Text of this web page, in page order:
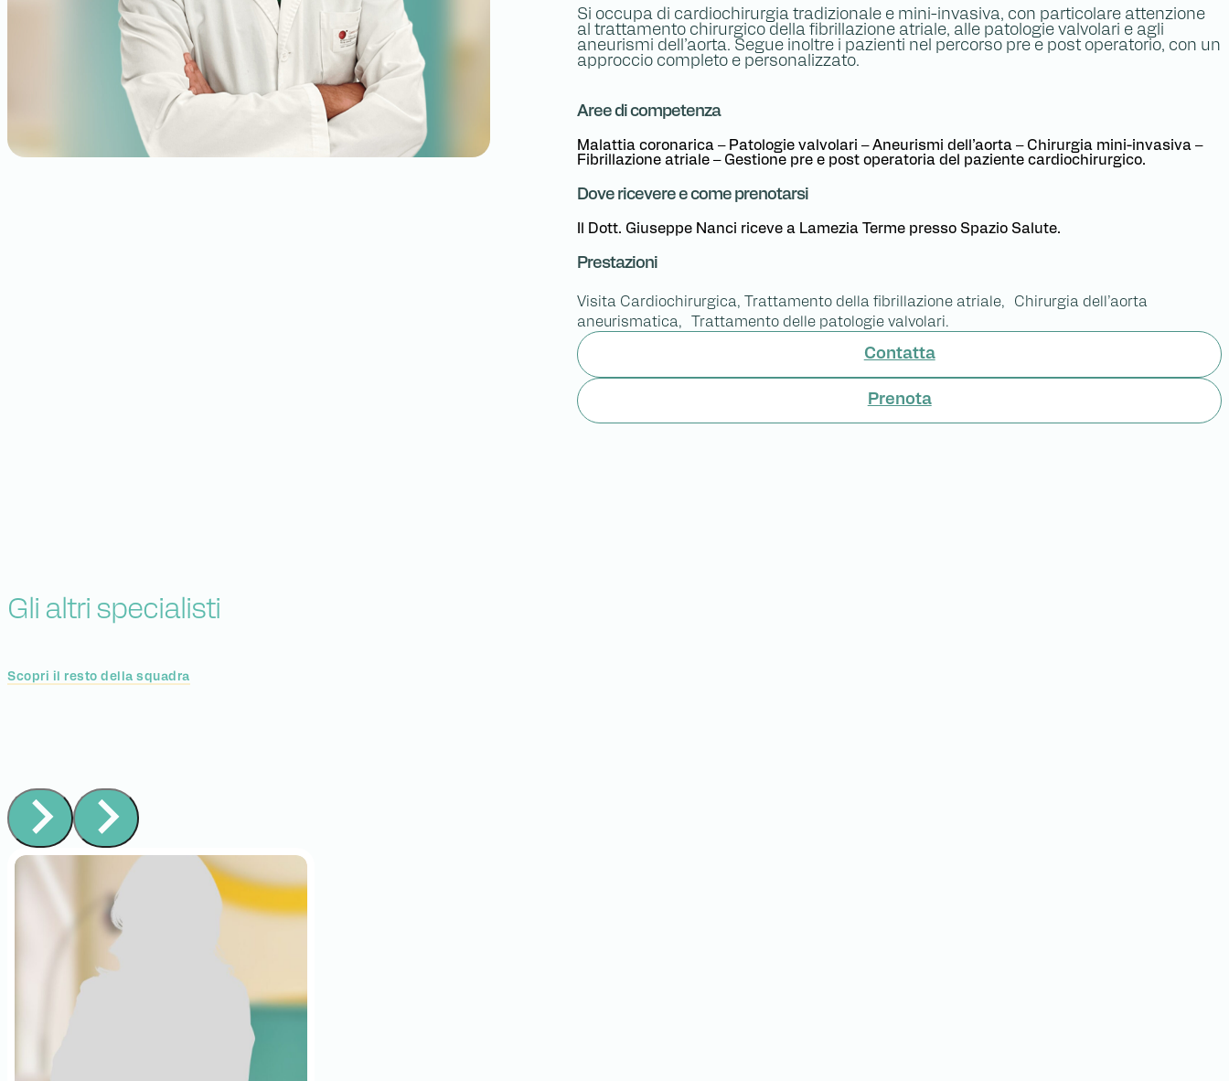
Si occupa di cardiochirurgia tradizionale e mini-invasiva, con particolare attenzione
al trattamento chirurgico della fibrillazione atriale, alle patologie valvolari e agli
aneurismi dell’aorta. Segue inoltre i pazienti nel percorso pre e post operatorio, con un
approccio completo e personalizzato.
Aree di competenza
Malattia coronarica – Patologie valvolari – Aneurismi dell’aorta – Chirurgia mini-invasiva –
Fibrillazione atriale – Gestione pre e post operatoria del paziente cardiochirurgico.
Dove ricevere e come prenotarsi
Il Dott. Giuseppe Nanci riceve a Lamezia Terme presso Spazio Salute.
Prestazioni
Visita Cardiochirurgica, Trattamento della fibrillazione atriale, Chirurgia dell’aorta
aneurismatica, Trattamento delle patologie valvolari.
Contatta
Prenota
Gli altri specialisti
Scopri il resto della squadra